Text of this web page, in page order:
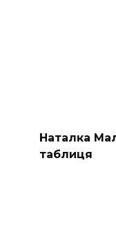
Наталка
таблиця